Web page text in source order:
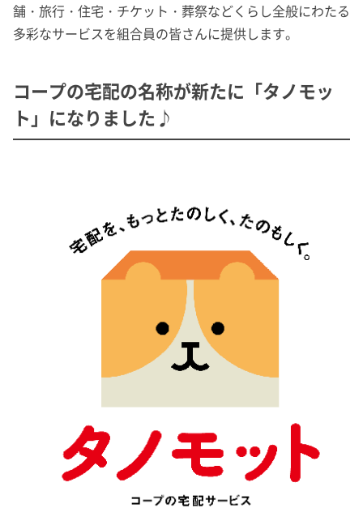
舗・旅行・住宅・チケット・葬祭などくらし全般にわたる
多彩なサービスを組合員の皆さんに提供します。
コープの宅配の名称が新たに「タノモッ
ト」になりました♪